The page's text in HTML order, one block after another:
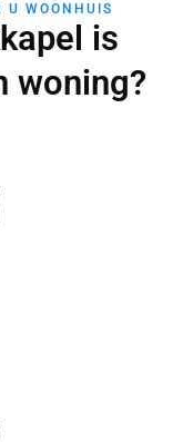
U WOONHUIS
is
woning?